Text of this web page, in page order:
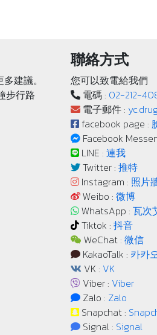
建議。
步行路
聯絡方式
您可以致電給我們
電碼 : 02-212-
電子郵件 :
facebook page :
Facebook
LINE : 連我
Twitter : 推特
Instagram : 照片
Weibo : 微博
WhatsApp : 瓦次
Tiktok : 抖音
WeChat : 微信
KakaoTalk : 카카
VK : VK
Viber : Viber
Zalo : Zalo
Snapchat :
Signal : Signal